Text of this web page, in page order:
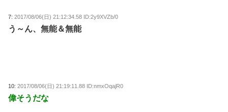
7:2017/08/06(日) 21:12:34.58 ID:2y9XVZb/0
う～ん、無能＆無能
10:2017/08/06(日) 21:19:11.88 ID:nmxOqajR0
偉そうだな